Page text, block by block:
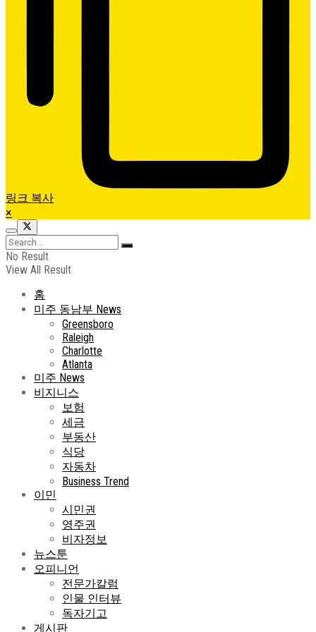
링크 복사
×
No Result
View All Result
홈
미주 동남부 News
Greensboro
Raleigh
Charlotte
Atlanta
미주 News
비지니스
보험
세금
부동산
식당
자동차
Business Trend
이민
시민권
영주권
비자정보
뉴스툰
오피니언
전문가칼럼
인물 인터뷰
독자기고
게시판